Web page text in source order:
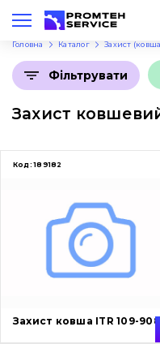
Укр
Головна Каталог Захист
Захист
Фільтрувати
Код: 189182
Захист ковша ITR 109-